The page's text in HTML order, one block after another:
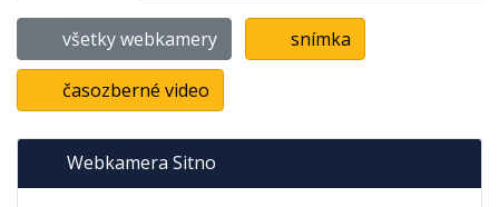
všetky webkamery snímka
časozberné video
Webkamera Sitno